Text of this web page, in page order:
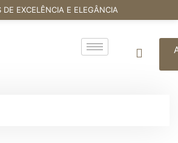
EXCELÊNCIA E ELEGÂNCIA